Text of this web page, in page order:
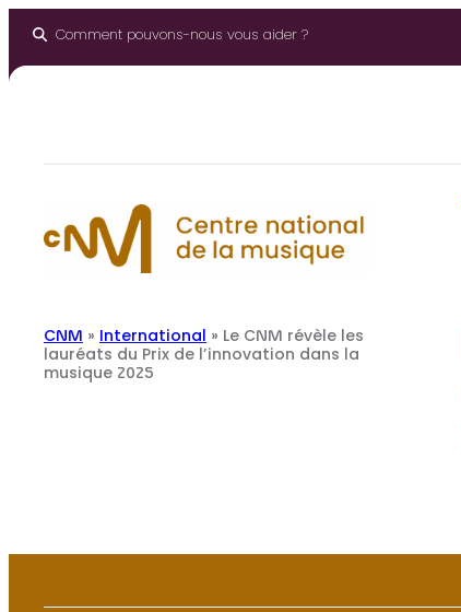
Comment pouvons-nous vous aider ?
CNM » International » Le CNM révèle les
lauréats du Prix de l’innovation dans la
musique 2025